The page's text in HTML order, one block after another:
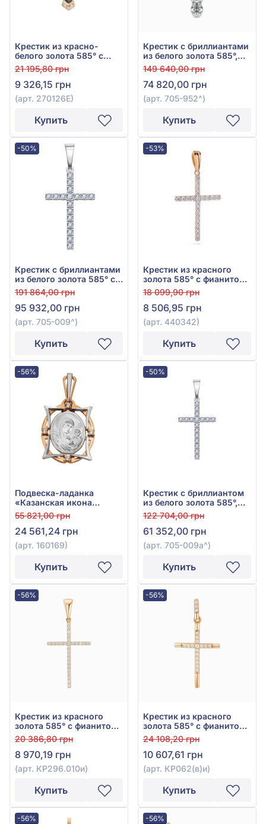
Крестик из красно-
белого золота 585° с
чёрным фианитом (куб.
цирконий) и эмалью,
арт. 270126Е
21 195,80 грн
9 326,15 грн
(арт. 270126Е)
Купить
Крестик с бриллиантами
из белого золота 585°,
бриллиант 0,58ct, арт.
705-952
149 640,00 грн
74 820,00 грн
(арт. 705-952^)
Купить
-50%
Крестик с бриллиантами
из белого золота 585° с
бриллиантом 0,55ct, арт.
705-009
191 864,00 грн
95 932,00 грн
(арт. 705-009^)
Купить
-53%
Крестик из красного
золота 585° с фианитом,
арт. 440342
18 099,90 грн
8 506,95 грн
(арт. 440342)
Купить
-56%
Подвеска-ладанка
«Казанская икона
Божией Матери» из
красно-белого золота
585° с фианитом, арт.
160169
55 821,00 грн
24 561,24 грн
(арт. 160169)
Купить
-50%
Крестик с бриллиантом
из белого золота 585°,
0,37ct, арт. 705-009а
122 704,00 грн
61 352,00 грн
(арт. 705-009а^)
Купить
-56%
Крестик из красного
золота 585° с фианитом,
арт. КР296.010и
20 386,80 грн
8 970,19 грн
(арт. КР296.010и)
Купить
-56%
Крестик из красного
золота 585° с фианитом,
арт. КР062(в)и
24 108,20 грн
10 607,61 грн
(арт. КР062(в)и)
Купить
-56% -56%